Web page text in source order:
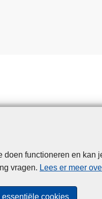
functioneren en
vragen. Lees er meer
cookies
Disclaimer Privacy
© 2026